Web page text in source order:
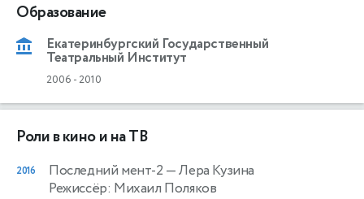
Образование
Екатеринбургский Государственный
Театральный Институт
2006 - 2010
Роли в кино и на ТВ
2016 Последний мент-2 — Лера Кузина
Режиссёр: Михаил Поляков